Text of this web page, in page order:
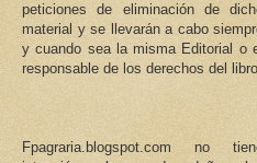
peticiones de eliminación de
material y se llevarán a cabo
y cuando sea la misma Editorial o
responsable de los derechos del
Fpagraria.blogspot.com no